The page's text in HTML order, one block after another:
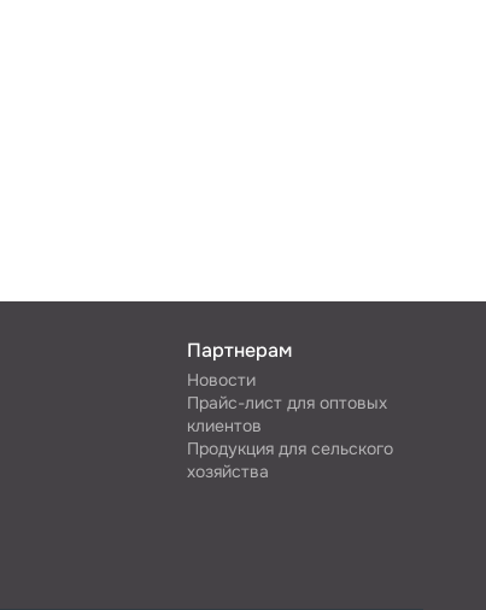
Партнерам
Новости
Прайс-лист для оптовых
клиентов
Продукция для сельского
хозяйства